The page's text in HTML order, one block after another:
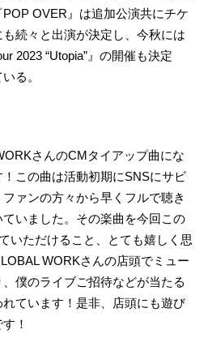
OVER』は追加公演共にチケ
続々と出演が決定し、今秋には
2023 “Utopia”』の開催も決定
る。
さんのCMタイアップ曲にな
この曲は活動初期にSNSにサビ
ァンの方々から早くフルで聴き
いました。その楽曲を今回この
いただけること、とても嬉しく思
WORKさんの店頭でミュー
僕のライブご招待などが当たる
ています！是非、店頭にも遊び
！